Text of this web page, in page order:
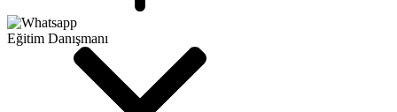
Eğitim Danışmanı